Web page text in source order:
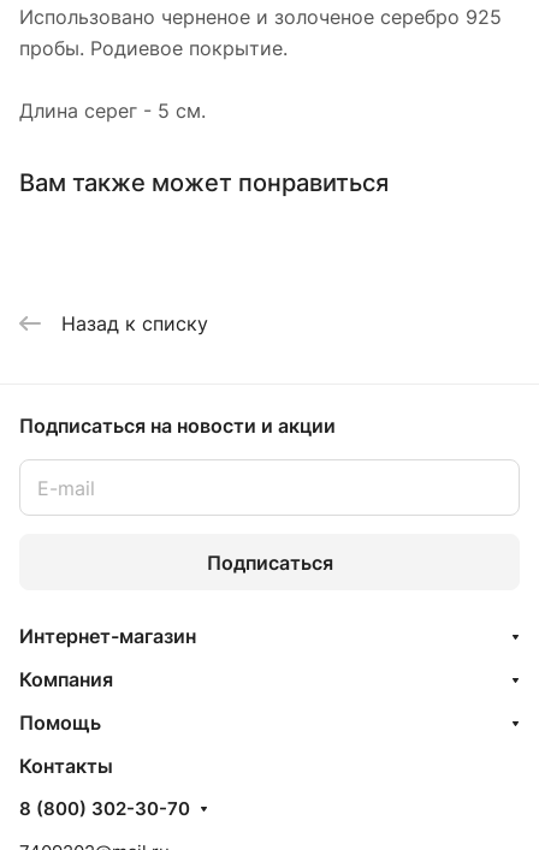
Использовано черненое и золоченое серебро 925
пробы. Родиевое покрытие.
Длина серег - 5 см.
Вам также может понравиться
Назад к списку
Подписаться на новости и акции
Подписаться
Интернет-магазин
Компания
Помощь
Контакты
8 (800) 302-30-70